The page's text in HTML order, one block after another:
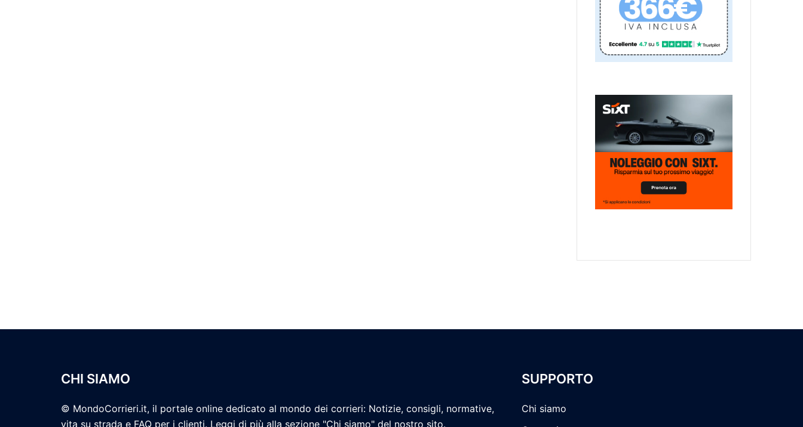
CHI SIAMO
© MondoCorrieri.it, il portale online dedicato al mondo dei corrieri: Notizie, consigli, normative,
vita su strada e FAQ per i clienti. Leggi di più alla sezione "Chi siamo" del nostro sito.
SUPPORTO
Chi siamo